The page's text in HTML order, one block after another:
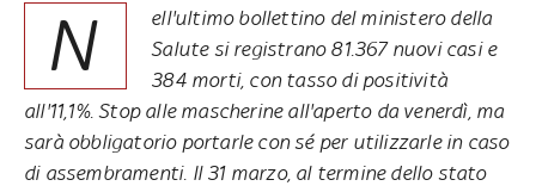
N
ell'ultimo bollettino del ministero della
Salute si registrano 81.367 nuovi casi e
384 morti, con tasso di positività
all'11,1%. Stop alle mascherine all'aperto da venerdì, ma
sarà obbligatorio portarle con sé per utilizzarle in caso
di assembramenti. Il 31 marzo, al termine dello stato